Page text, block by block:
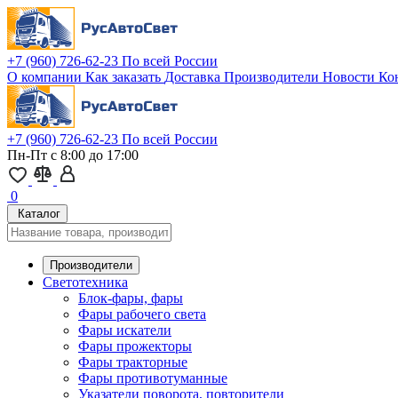
+7 (960) 726-62-23 По всей России
О компании Как заказать Доставка Производители Новости
+7 (960) 726-62-23 По всей России
Пн-Пт с 8:00 до 17:00
0
Каталог
Производители
Светотехника
Блок-фары, фары
Фары рабочего света
Фары искатели
Фары прожекторы
Фары тракторные
Фары противотуманные
Указатели поворота, повторители